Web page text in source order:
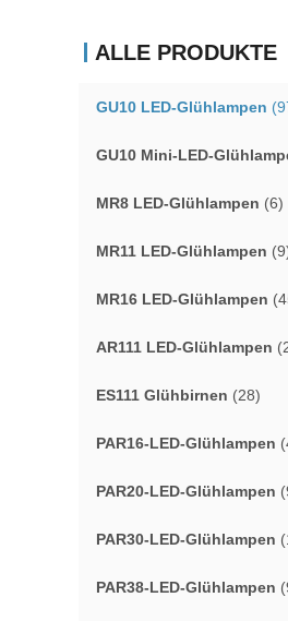
ALLE PRODUKTE
GU10 LED-Glühlampen
GU10 Mini-LED-
MR8 LED-Glühlampen (6)
MR11 LED-Glühlampen
MR16 LED-Glühlampen
AR111 LED-Glühlampen
ES111 Glühbirnen (28)
PAR16-LED-Glühlampen
PAR20-LED-Glühlampen
PAR30-LED-Glühlampen
PAR38-LED-Glühlampen